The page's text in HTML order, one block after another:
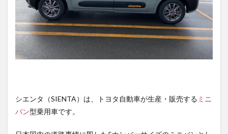
シエンタ（SIENTA）は、トヨタ自動車が生産・販売する ミニ
バン型乗用車です。